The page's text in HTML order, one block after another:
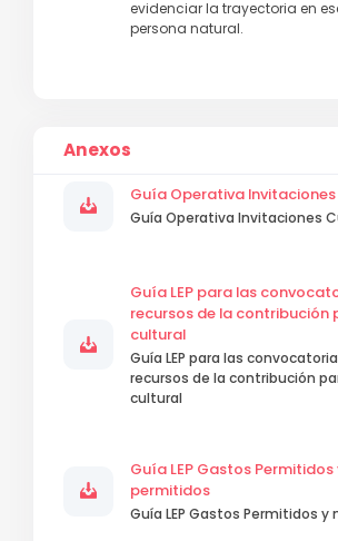
evidenciar la trayectoria en
persona natural.
Anexos
Guía Operativa
Guía Operativa Invitaciones
Guía LEP para las
recursos de la contribución
cultural
Guía LEP para las
recursos de la contribución
cultural
Guía LEP Gastos Permitidos
permitidos
Guía LEP Gastos Permitidos